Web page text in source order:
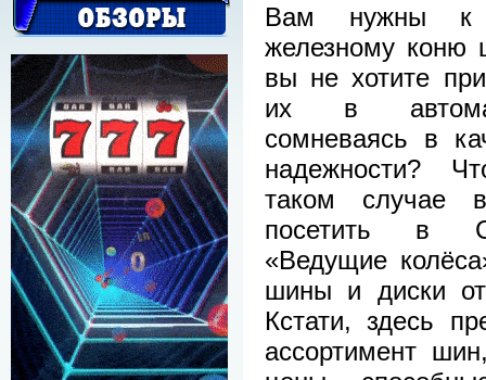
Вам нужны к
железному коню
вы не хотите
их в
сомневаясь в
надежности?
таком случае
посетить в
«Ведущие
шины и диски от
Кстати, здесь
ассортимент